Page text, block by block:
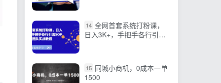
14 全网首套系统打粉课，
日入3K+，手把手各行引流
15 同城小商机，0成本一单
1500